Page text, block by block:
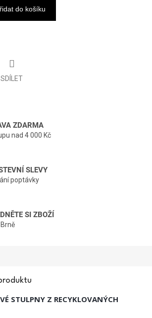
do košíku
SDÍLET
ZDARMA
nad 4 000 Kč
SLEVY
poptávky
SI ZBOŽÍ
STULPNY Z RECYKLOVANÝCH